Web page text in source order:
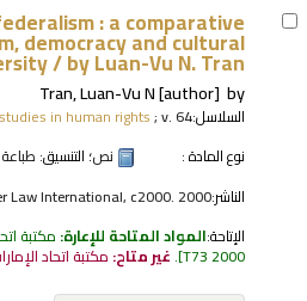
: a comparative
democracy and cultural
/by Luan-Vu N. Tran.
by
Tran, Luan-Vu N[author]
السلاسل: in human rights; v. 64
نوع المادة :
نص؛ التنسيق: طباعة
الناشر:Law International, c2000. 2000
الإتاحة:المواد المتاحة للإعارة: مكتبة
T73 2000
.غير متاح: مكتبة اتحاد